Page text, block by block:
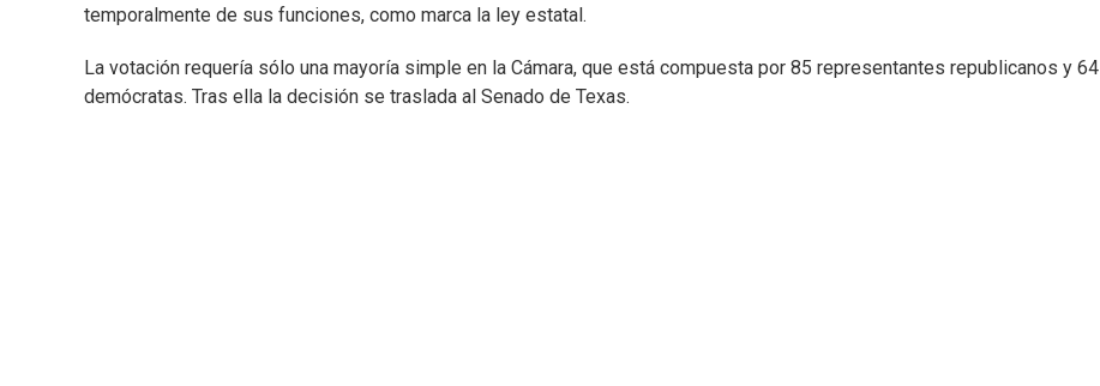
temporalmente de sus funciones, como marca la ley estatal.
La votación requería sólo una mayoría simple en la Cámara, que está compuesta por 85 representantes republicanos y 64
demócratas. Tras ella la decisión se traslada al Senado de Texas.